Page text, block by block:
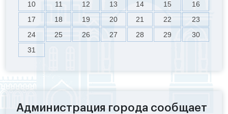
10
11 12 13 14 15
16
17
18 19 20 21 22
23
24
25 26 27 28 29
30
31
Администрация города сообщает